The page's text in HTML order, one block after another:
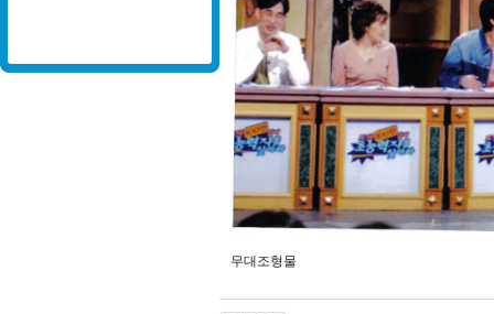
무대조형물